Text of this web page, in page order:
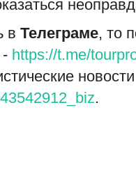
в Телеграме, то
https://t.me/
.